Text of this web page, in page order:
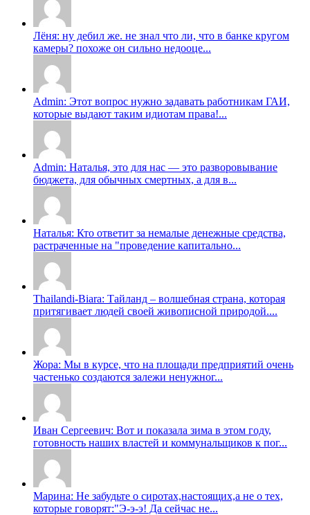
Лёня: ну дебил же. не знал что ли, что в банке кругом
камеры? похоже он сильно недооце...
Admin: Этот вопрос нужно задавать работникам ГАИ,
которые выдают таким идиотам права!...
Admin: Наталья, это для нас — это разворовывание
бюджета, для обычных смертных, а для в...
Наталья: Кто ответит за немалые денежные средства,
растраченные на "проведение капитально...
Thailandi-Biara: Тайланд – волшебная страна, которая
притягивает людей своей живописной природой....
Жора: Мы в курсе, что на площади предприятий очень
частенько создаются залежи ненужног...
Иван Сергеевич: Вот и показала зима в этом году,
готовность наших властей и коммунальщиков к пог...
Марина: Не забудьте о сиротах,настоящих,а не о тех,
которые говорят:"Э-э-э! Да сейчас не...